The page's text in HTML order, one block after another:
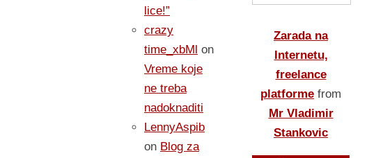
lice!”
crazy
time_xbMl on
Vreme koje
ne treba
nadoknaditi
LennyAspib
on Blog za
Zarada na
Internetu,
freelance
platforme from
Mr Vladimir
Stankovic